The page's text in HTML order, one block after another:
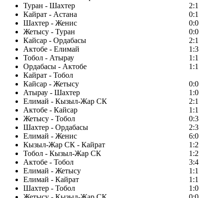
Туран - Шахтер
2:1
Кайрат - Астана
0:1
Шахтер - Женис
0:0
Жетысу - Туран
0:0
Кайсар - Ордабасы
2:1
Актобе - Елимай
1:3
Тобол - Атырау
1:1
Ордабасы - Актобе
1:1
Кайрат - Тобол
Кайсар - Жетысу
0:0
Атырау - Шахтер
1:0
Елимай - Кызыл-Жар СК
2:1
Актобе - Кайсар
1:1
Жетысу - Тобол
0:3
Шахтер - Ордабасы
2:3
Елимай - Женис
6:0
Кызыл-Жар СК - Кайрат
1:2
Тобол - Кызыл-Жар СК
1:2
Актобе - Тобол
3:4
Елимай - Жетысу
1:1
Елимай - Кайрат
1:1
Шахтер - Тобол
1:0